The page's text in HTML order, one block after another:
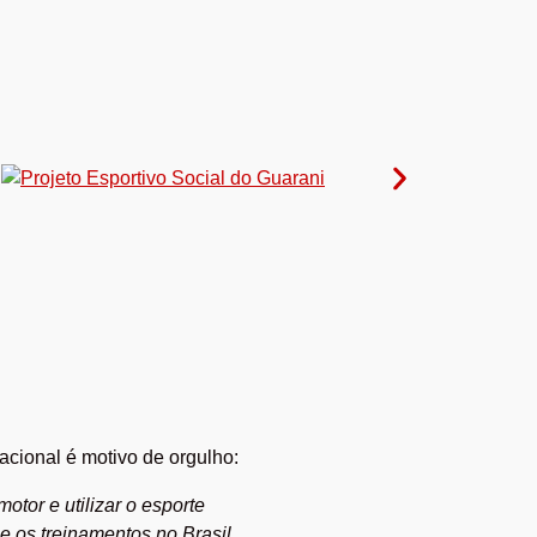
é motivo de orgulho:
e utilizar o esporte